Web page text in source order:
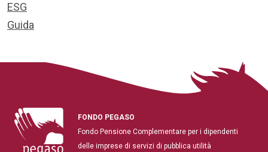
ESG
Guida
FONDO PEGASO
Fondo Pensione Complementare per i dipendenti
delle imprese di servizi di pubblica utilità